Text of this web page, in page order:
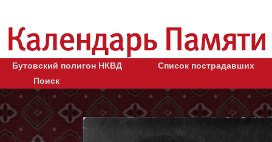
Бутовский полигон НКВД
Список пострадавших
Поиск